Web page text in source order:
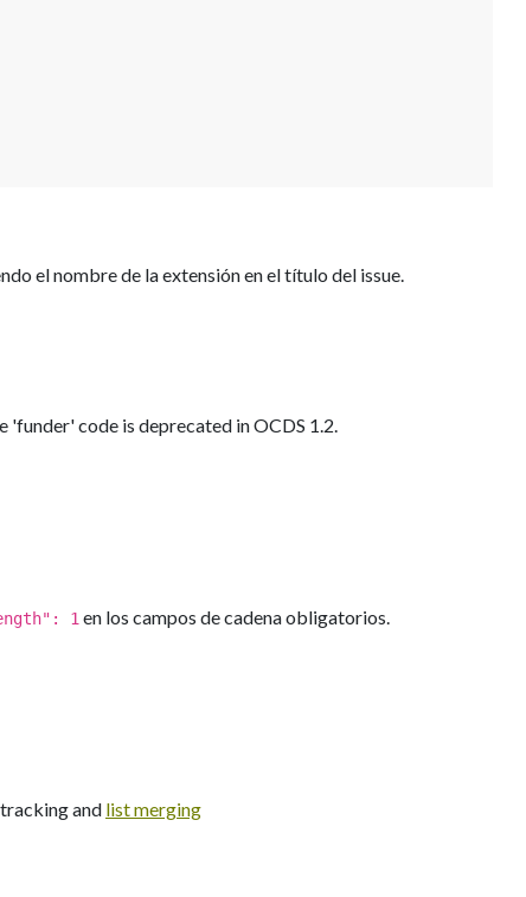
el nombre de la extensión en el título del issue.
'funder' code is deprecated in OCDS 1.2.
1 en los campos de cadena obligatorios.
and list merging